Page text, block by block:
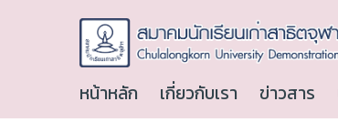
หน้าหลัก เกี่ยวกับเรา ข่าวสาร